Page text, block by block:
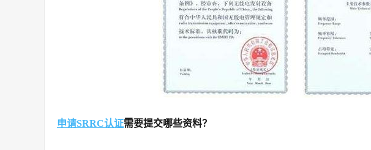
申请SRRC认证需要提交哪些资料？